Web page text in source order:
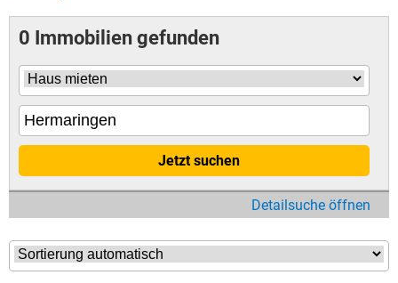
0 Immobilien gefunden
Jetzt suchen
Detailsuche öffnen